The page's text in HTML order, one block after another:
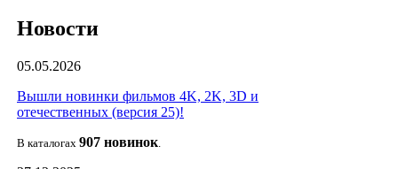
Новости
05.05.2026
Вышли новинки фильмов 4K, 2K, 3D и
отечественных (версия 25)!
В каталогах 907 новинок.